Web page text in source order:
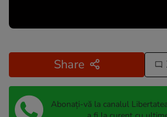
Share
Abonați-vă la canalul